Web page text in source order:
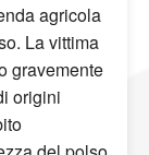
agricola
La vittima
gravemente
origini